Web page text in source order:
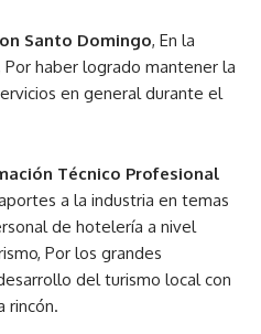
Santo Domingo, En la
haber logrado mantener la
en general durante el
Técnico Profesional
a la industria en temas
de hotelería a nivel
Por los grandes
del turismo local con
rincón.